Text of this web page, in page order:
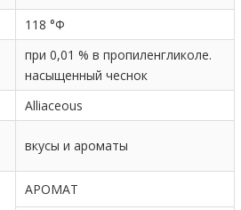
118 °Ф
при 0,01 % в пропиленгликоле.
насыщенный чеснок
Alliaceous
вкусы и ароматы
АРОМАТ